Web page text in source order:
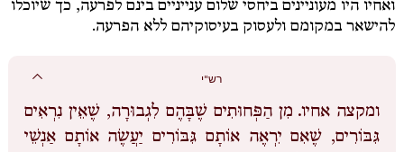
ואחיו היו מעוניינים ביחסי שלום ענייניים בינם לפרעה, כך שיוכלו
להישאר במקומם ולעסוק בעיסוקיהם ללא הפרעה.
רש"י
ומקצה אחיו. מִן הַפְּחוּתִים שֶׁבָּהֶם לִגְבוּרָה, שֶׁאֵין נִרְאִים
גִּבּוֹרִים, שֶׁאִם יִרְאֶה אוֹתָם גִּבּוֹרִים יַעֲשֶׂה אוֹתָם אַנְשֵׁי